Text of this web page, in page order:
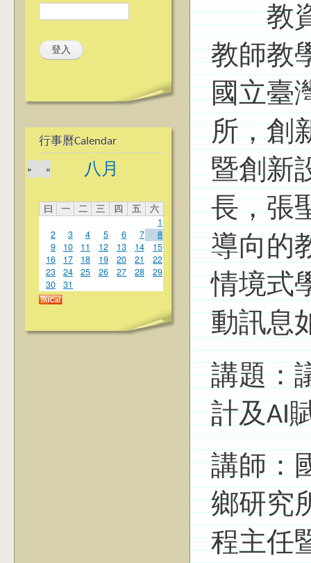
行事曆Calendar
八月
«
»
曰 一 二 三 四 五
六
1
2
3 4 5 6 7
8
9
10 11 12 13 14
15
16
17 18 19 20 21
22
23
24 25 26 27 28
29
30
31
教資
教師教
國立臺
所，創
暨創新
長，張
導向的
情境式
動訊息
講題：
計及AI
講師：
鄉研究
程主任